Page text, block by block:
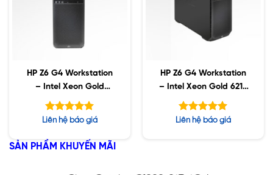
HP Z6 G4 Workstation
– Intel Xeon Gold
6230R / 192GB ECC /
2TB SSD / 8TB SATA /
Nvidia RTX 6000 24GB
Được xếp
5 sao
Liên hệ báo giá
HP Z6 G4 Workstation
– Intel Xeon Gold 6218
/ 128GB ECC / 2TB SSD
/ 8TB SATA / Nvidia
RTX 4000 8GB
Được xếp
Liên hệ báo giá
SẢN PHẨM KHUYẾN MÃI